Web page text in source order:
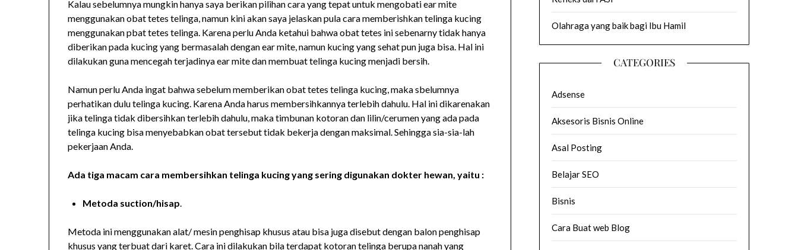
Kalau sebelumnya mungkin hanya saya berikan pilihan cara yang tepat untuk mengobati ear mite
menggunakan obat tetes telinga, namun kini akan saya jelaskan pula cara memberishkan telinga kucing
menggunakan pbat tetes telinga. Karena perlu Anda ketahui bahwa obat tetes ini sebenarny tidak hanya
diberikan pada kucing yang bermasalah dengan ear mite, namun kucing yang sehat pun juga bisa. Hal ini
dilakukan guna mencegah terjadinya ear mite dan membuat telinga kucing menjadi bersih.
Namun perlu Anda ingat bahwa sebelum memberikan obat tetes telinga kucing, maka sbelumnya
perhatikan dulu telinga kucing. Karena Anda harus membersihkannya terlebih dahulu. Hal ini dikarenakan
jika telinga tidak dibersihkan terlebih dahulu, maka timbunan kotoran dan lilin/cerumen yang ada pada
telinga kucing bisa menyebabkan obat tersebut tidak bekerja dengan maksimal. Sehingga sia-sia-lah
pekerjaan Anda.
Ada tiga macam cara membersihkan telinga kucing yang sering digunakan dokter hewan, yaitu :
Metoda suction/hisap.
Metoda ini menggunakan alat/ mesin penghisap khusus atau bisa juga disebut dengan balon penghisap
khusus yang terbuat dari karet. Cara ini dilakukan bila terdapat kotoran telinga berupa nanah yang
Olahraga yang baik bagi Ibu Hamil
CATEGORIES
Adsense
Aksesoris Bisnis Online
Asal Posting
Belajar SEO
Bisnis
Cara Buat web Blog